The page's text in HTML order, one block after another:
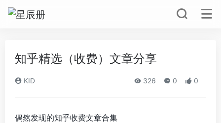
知乎精选（收费）文章分享
KID 326 0 0
偶然发现的知乎收费文章合集